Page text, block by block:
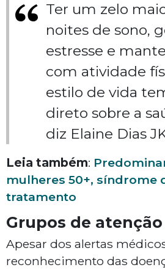
Ter um zelo
noites de sono,
estresse e
com atividade
estilo de vida
direto sobre a
diz Elaine Dias
Leia também:
mulheres 50+, síndrome
tratamento
Grupos de atenção
Apesar dos alertas
reconhecimento das